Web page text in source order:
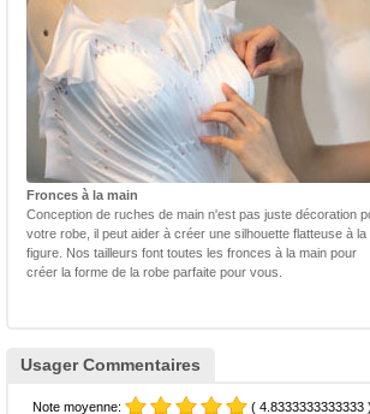
Fronces à la main
Conception de ruches de main n'est pas juste décoration
votre robe, il peut aider à créer une silhouette flatteuse à la
figure. Nos tailleurs font toutes les fronces à la main pour
créer la forme de la robe parfaite pour vous.
Usager Commentaires
Note moyenne: ( 4.8333333333333 )